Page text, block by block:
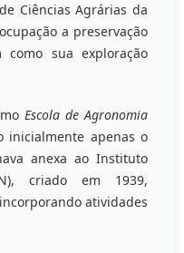
Ciências Agrárias da
a preservação
como sua exploração
Escola de Agronomia
inicialmente apenas o
anexa ao Instituto
criado em 1939,
atividades